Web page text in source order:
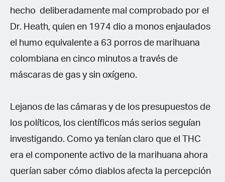
hecho deliberadamente mal comprobado por el
Dr. Heath, quien en 1974 dio a monos enjaulados
el humo equivalente a 63 porros de marihuana
colombiana en cinco minutos a través de
máscaras de gas y sin oxígeno.
Lejanos de las cámaras y de los presupuestos de
los políticos, los científicos más serios seguían
investigando. Como ya tenían claro que el THC
era el componente activo de la marihuana ahora
querían saber cómo diablos afecta la percepción